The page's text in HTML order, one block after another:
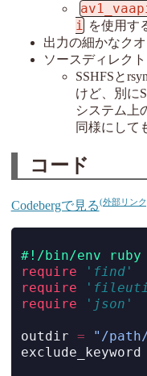
i を使用す
出力の細かなク
ソースディレク
SSHFSと
けど、別に
システム上
同様にして
コード
Codebergで見る
#!/bin/env ruby
require
'find'
require
require
'json'
outdir =
"/
exclude_keyword